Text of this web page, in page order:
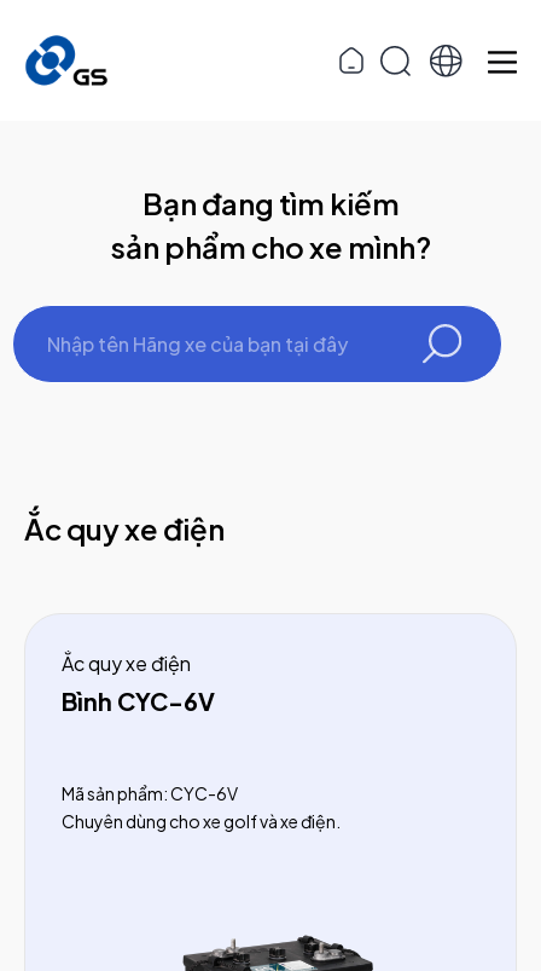
Bạn đang tìm kiếm
sản phẩm cho xe mình?
Ắc quy xe điện
Ắc quy xe điện
Bình CYC-6V
Mã sản phẩm: CYC-6V
Chuyên dùng cho xe golf và xe điện.